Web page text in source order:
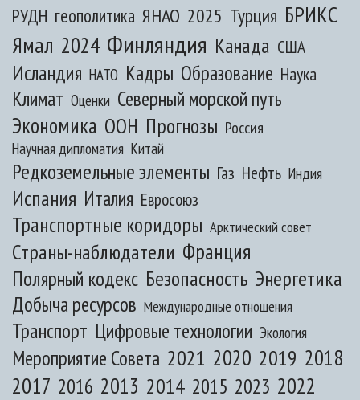
РУДН геополитика ЯНАО 2025 Турция БРИКС
Ямал 2024 Финляндия Канада США
Исландия НАТО Кадры Образование Наука
Климат Оценки Северный морской путь
Экономика ООН Прогнозы Россия
Научная дипломатия Китай
Редкоземельные элементы Газ Нефть Индия
Испания Италия Евросоюз
Транспортные коридоры Арктический совет
Страны-наблюдатели Франция
Полярный кодекс Безопасность Энергетика
Добыча ресурсов Международные отношения
Транспорт Цифровые технологии Экология
Мероприятие Совета 2021 2020 2019 2018
2017 2016 2013 2014 2015 2023 2022